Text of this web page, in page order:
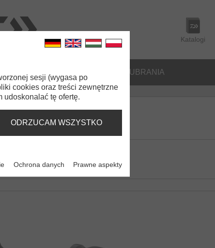
Katalogi
UBRANIA
sesji (wygasa po
cookies oraz treści zewnętrzne
udoskonalać tę ofertę.
ODRZUCAM WSZYSTKO
Ochrona danych Prawne aspekty